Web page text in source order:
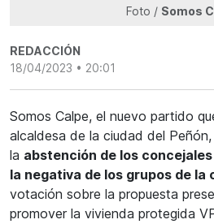
Foto / Somos
REDACCIÓN
18/04/2023 • 20:01
Somos Calpe, el nuevo partido
alcaldesa de la ciudad del
la abstención de los
la negativa de los grupos de la
votación sobre la propuesta
promover la vivienda protegida